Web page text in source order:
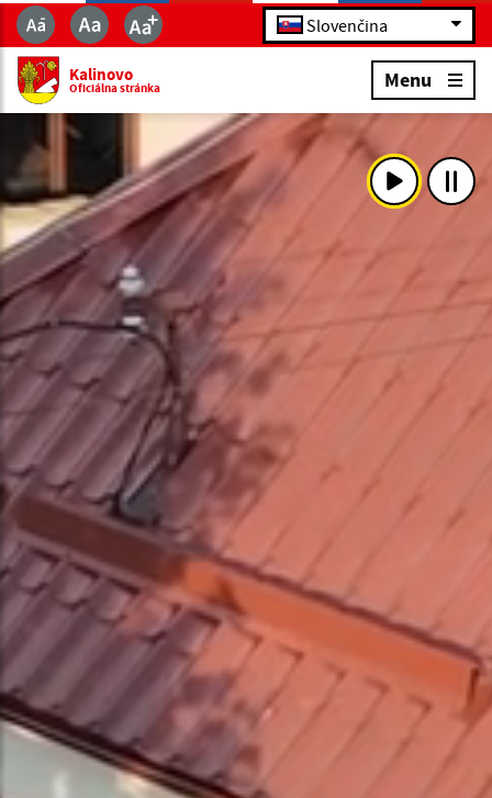
Slovenčina
Kalinovo
Oficiálna stránka Menu